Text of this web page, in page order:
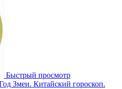
Быстрый просмотр
Змеи. Китайский гороскоп.